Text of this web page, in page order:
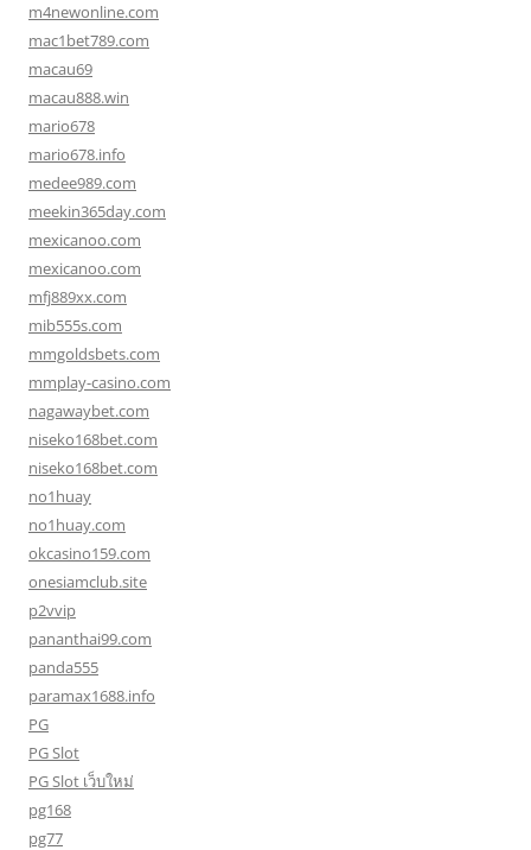
m4newonline.com
mac1bet789.com
macau69
macau888.win
mario678
mario678.info
medee989.com
meekin365day.com
mexicanoo.com
mexicanoo.com
mfj889xx.com
mib555s.com
mmgoldsbets.com
mmplay-casino.com
nagawaybet.com
niseko168bet.com
niseko168bet.com
no1huay
no1huay.com
okcasino159.com
onesiamclub.site
p2vvip
pananthai99.com
panda555
paramax1688.info
PG
PG Slot
PG Slot เว็บใหม่
pg168
pg77